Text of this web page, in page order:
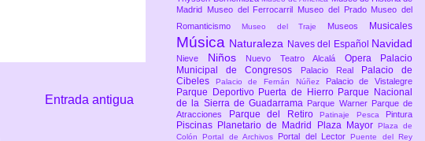
Entrada antigua
Madrid
Museo del Ferrocarril Museo del Prado Museo del
Romanticismo
Museo del Traje Museos Musicales
Música Naturaleza Naves del Español Navidad
Nieve Niños Nuevo Teatro Alcalá Opera
Palacio
Municipal de Congresos
Palacio Real
Palacio de
Cibeles
Palacio de Fernán Núñez Palacio de Vistalegre
Parque Deportivo Puerta de Hierro Parque Nacional
de la Sierra de Guadarrama Parque Warner Parque de
Atracciones
Parque del Retiro Patinaje Pesca Pintura
Piscinas Planetario de Madrid Plaza Mayor
Plaza de
Colón Portal de Archivos Portal del LectorPuente del Rey